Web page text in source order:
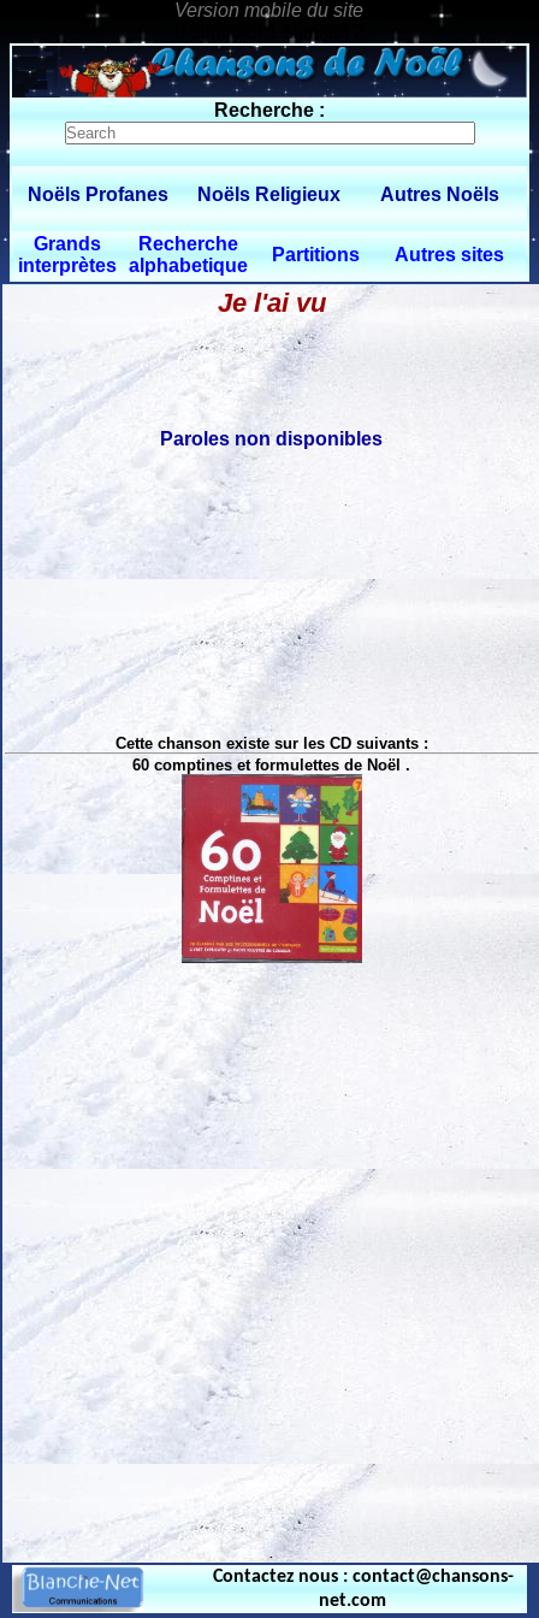
0 $limitbot 1 $limittot 2
Recherche :
Noëls Profanes Noëls Religieux Autres Noëls
Grands
interprètes
Recherche
alphabetique
Partitions Autres sites
Je l'ai vu
Paroles non disponibles
Cette chanson existe sur les CD suivants :
60 comptines et formulettes de Noël .
Contactez nous : contact@chansons-
net.com